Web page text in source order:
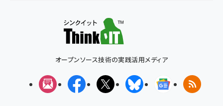
オープンソース技術の実践活用メディア
メルマガFacebookX(エックス)BlueskyGoogleニュ
RSS